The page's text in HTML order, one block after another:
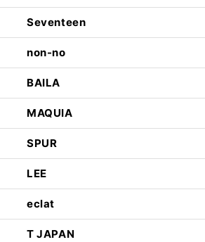
Seventeen
non-no
BAILA
MAQUIA
SPUR
LEE
eclat
T JAPAN